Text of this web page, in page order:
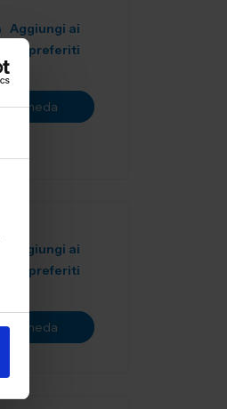
Aggiungi ai
preferiti
scheda
Aggiungi ai
preferiti
scheda